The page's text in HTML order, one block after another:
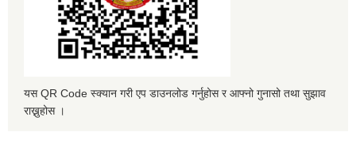
यस QR Code स्क्यान गरी एप डाउनलोड गर्नुहोस र आफ्नो गुनासो तथा सुझाव
राख्नुहोस ।